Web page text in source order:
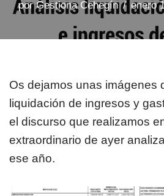
porGestiona Cehegín enero
Os dejamos unas imágenes
liquidación de ingresos y
el discurso que realizamos
extraordinario de ayer
ese año.